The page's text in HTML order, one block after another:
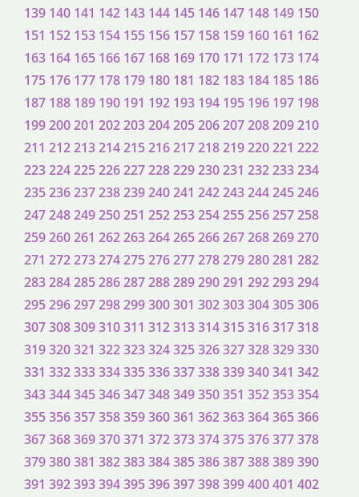
139 140 141 142 143 144 145 146 147 148 149 150
151 152 153 154 155 156 157 158 159 160 161 162
163 164 165 166 167 168 169 170 171 172 173 174
175 176 177 178 179 180 181 182 183 184 185 186
187 188 189 190 191 192 193 194 195 196 197 198
199200201 202203204205206207208209210
211 212213214215216217218219220221 222
223224225226227228229230231 232233234
235236237238239240241 242243244245246
247248249250251 252253254255256257258
259260261 262263264265266267268269270
271 272273274275276277278279280281 282
283284285286287288289290291 292293294
295296297298299300301 302303304305306
307308309310311 312313314315316317318
319320321 322323324325326327328329330
331 332333334335336337338339340341 342
343344345346347348349350351 352353354
355356357358359360361 362363364365366
367368369370371 372373374375376377378
379380381 382383384385386387388389390
391 392393394395396397398399400401 402